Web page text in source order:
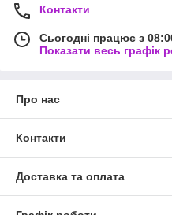
Контакти
Сьогодні працює з
Показати весь графік
Про нас
Контакти
Доставка та оплата